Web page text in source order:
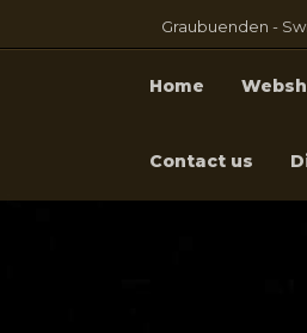
Graubuenden -
Home
Contact us